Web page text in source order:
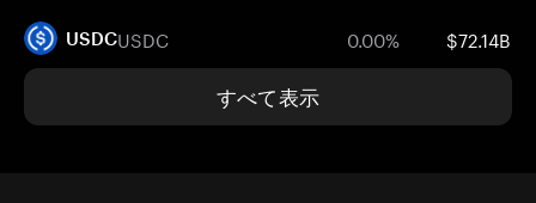
USDCUSDC 0.00% $72.14B
すべて表示